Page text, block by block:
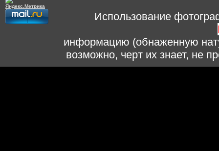
Использование
информацию (обнаженную
возможно, черт их знает, не